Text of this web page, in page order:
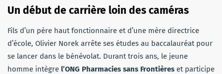
Un début de carrière loin des caméras
Fils d’un père haut fonctionnaire et d’une mère directrice
d’école, Olivier Norek arrête ses études au baccalauréat pour
se lancer dans le bénévolat. Durant trois ans, le jeune
homme intègre l’ONG Pharmacies sans Frontières et participe